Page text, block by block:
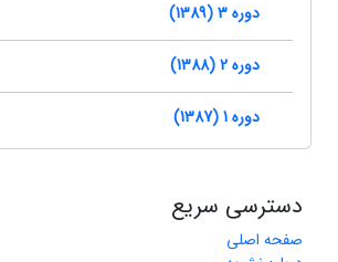
دوره 3 (1389)
دوره 2 (1388)
دوره 1 (1387)
دسترسی سریع
صفحه اصلی